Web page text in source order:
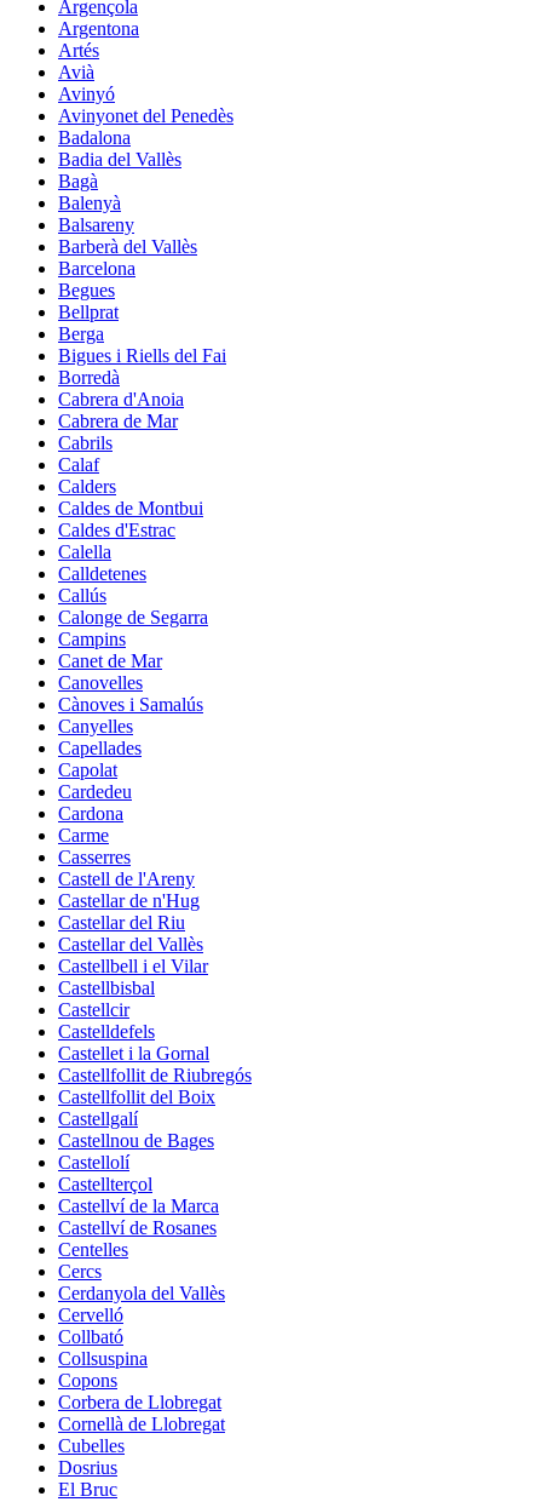
Argençola
Argentona
Artés
Avià
Avinyó
Avinyonet del Penedès
Badalona
Badia del Vallès
Bagà
Balenyà
Balsareny
Barberà del Vallès
Barcelona
Begues
Bellprat
Berga
Bigues i Riells del Fai
Borredà
Cabrera d'Anoia
Cabrera de Mar
Cabrils
Calaf
Calders
Caldes de Montbui
Caldes d'Estrac
Calella
Calldetenes
Callús
Calonge de Segarra
Campins
Canet de Mar
Canovelles
Cànoves i Samalús
Canyelles
Capellades
Capolat
Cardedeu
Cardona
Carme
Casserres
Castell de l'Areny
Castellar de n'Hug
Castellar del Riu
Castellar del Vallès
Castellbell i el Vilar
Castellbisbal
Castellcir
Castelldefels
Castellet i la Gornal
Castellfollit de Riubregós
Castellfollit del Boix
Castellgalí
Castellnou de Bages
Castellolí
Castellterçol
Castellví de la Marca
Castellví de Rosanes
Centelles
Cercs
Cerdanyola del Vallès
Cervelló
Collbató
Collsuspina
Copons
Corbera de Llobregat
Cornellà de Llobregat
Cubelles
Dosrius
El Bruc